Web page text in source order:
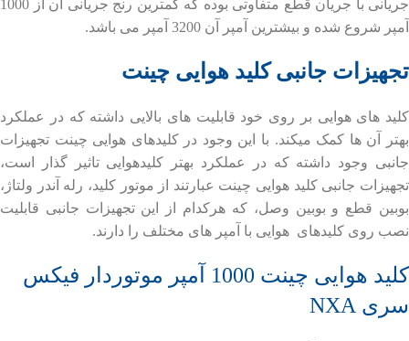
جریانی با جریان قطع متفاوتی بوده که کمترین رنج جریانی آن از 1000
آمپر شروع شده و بیشترین آمپر آن 3200 آمپر می باشد.
تجهیزات جانبی کلید هوایی چینت
کلید های هوایی بر روی خود قابلیت های بالایی داشته که در عملکرد
بهتر آن ها کمک میکند. با این وجود در کلیدهای هوایی چینت تجهیزات
جانبی وجود داشته که در عملکرد بهتر کلیدهوایی تاثیر گذار است،
تجهیزات جانبی کلید هوایی چینت عبارتند از موتور کلید، رله آندر ولتاژ،
بوبین قطع و بوبین وصل، که هرکدام از این تجهیزات جانبی قابلیت
نصب روی کلیدهای هوایی با آمپر های مختلف را دارند.
کلید هوایی چینت 1000 آمپر موتوردار فیکس
سری NXA